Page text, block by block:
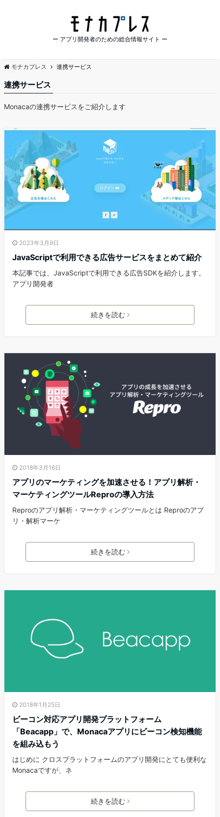
ー アプリ開発者のための総合情報サイト ー
モナカプレス 連携サービス
連携サービス
Monacaの連携サービスをご紹介します
2023年3月9日
JavaScriptで利用できる広告サービスをまとめて紹介
本記事では、JavaScriptで利用できる広告SDKを紹介します。
アプリ開発者
続きを読む
2018年3月16日
アプリのマーケティングを加速させる！アプリ解析・
マーケティングツールReproの導入方法
Reproのアプリ解析・マーケティングツールとは Reproのアプ
リ・解析マーケ
続きを読む
2018年1月25日
ビーコン対応アプリ開発プラットフォーム
「Beacapp」で、Monacaアプリにビーコン検知機能
を組み込もう
はじめに クロスプラットフォームのアプリ開発にとても便利な
Monacaですが、ネ
続きを読む